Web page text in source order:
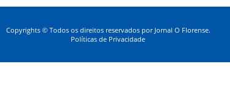
Copyrights © Todos os direitos reservados por Jornal O Florense.
Políticas de Privacidade